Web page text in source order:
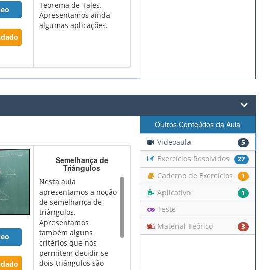
Teorema de Tales.
Apresentamos ainda
algumas aplicações.
Outros Conteúdos da Aula
Videoaula 5
Exercícios Resolvidos 27
Caderno de Exercícios 1
Aplicativo 1
Teste
Material Teórico
3
Semelhança de
Triângulos
Nesta aula
apresentamos a noção
de semelhança de
triângulos.
Apresentamos
também alguns
critérios que nos
permitem decidir se
dois triângulos são